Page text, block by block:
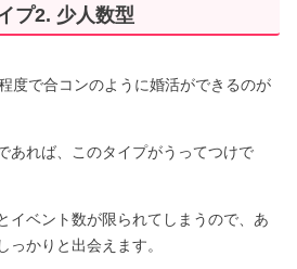
プ2. 少人数型
度で合コンのように婚活ができるのが
あれば、このタイプがうってつけで
イベント数が限られてしまうので、あ
っかりと出会えます。